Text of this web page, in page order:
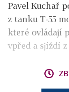
Pavel Kuchař
z tanku T-55
které ovládají
vpřed a sjíždí